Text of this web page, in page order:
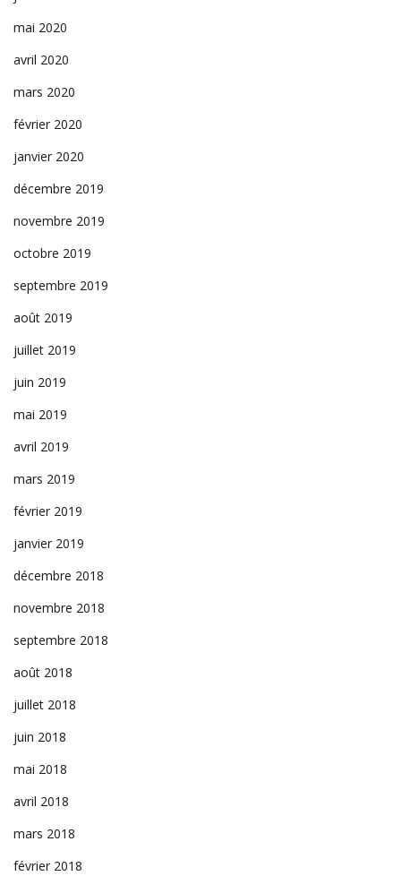
mai 2020
avril 2020
mars 2020
février 2020
janvier 2020
décembre 2019
novembre 2019
octobre 2019
septembre 2019
août 2019
juillet 2019
juin 2019
mai 2019
avril 2019
mars 2019
février 2019
janvier 2019
décembre 2018
novembre 2018
septembre 2018
août 2018
juillet 2018
juin 2018
mai 2018
avril 2018
mars 2018
février 2018